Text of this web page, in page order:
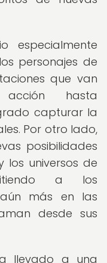
especialmente
personajes de
que van
hasta
capturar la
Por otro lado,
posibilidades
universos de
a los
aún más en las
desde sus
llevado a una